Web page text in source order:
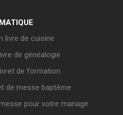
livre de cuisine
de généalogie
de formation
de messe baptême
pour votre mariage